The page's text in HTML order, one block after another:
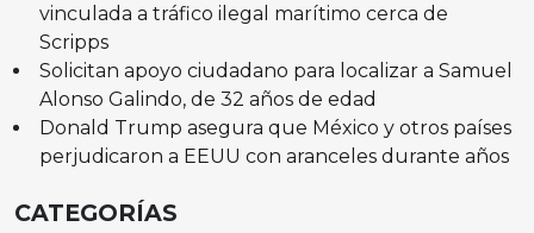
vinculada a tráfico ilegal marítimo cerca de
Scripps
Solicitan apoyo ciudadano para localizar a Samuel
Alonso Galindo, de 32 años de edad
Donald Trump asegura que México y otros países
perjudicaron a EEUU con aranceles durante años
CATEGORÍAS